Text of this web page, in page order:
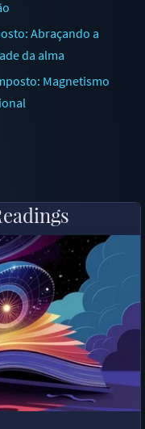
Abraçando a
da alma
Magnetismo